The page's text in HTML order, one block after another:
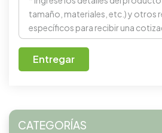
Entregar
CATEGORÍAS